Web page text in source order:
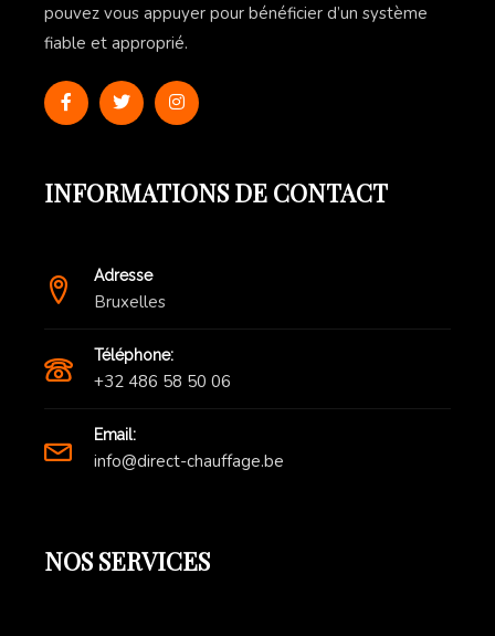
pouvez vous appuyer pour bénéficier d’un système
fiable et approprié.
INFORMATIONS DE CONTACT
Adresse
Bruxelles
Téléphone:
+32 486 58 50 06
Email:
info@direct-chauffage.be
NOS SERVICES